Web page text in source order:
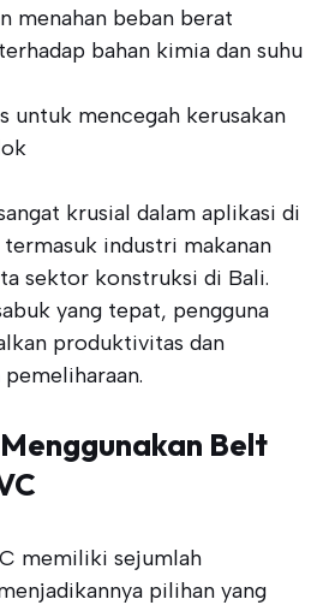
menahan beban berat
bahan kimia dan suhu
untuk mencegah kerusakan
krusial dalam aplikasi di
industri makanan
sektor konstruksi di Bali.
yang tepat, pengguna
produktivitas dan
Belt
memiliki sejumlah
pilihan yang